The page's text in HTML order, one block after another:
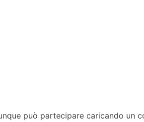
può partecipare caricando un